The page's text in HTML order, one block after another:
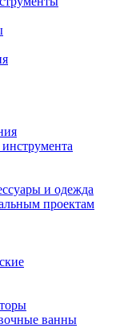
и одежда
проектам
ванны